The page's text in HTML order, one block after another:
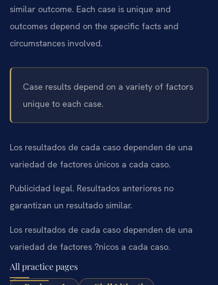
similar outcome. Each case is unique and
outcomes depend on the specific facts and
circumstances involved.
Case results depend on a variety of factors
unique to each case.
Los resultados de cada caso dependen de una
variedad de factores únicos a cada caso.
Publicidad legal. Resultados anteriores no
garantizan un resultado similar.
Los resultados de cada caso dependen de una
variedad de factores ?nicos a cada caso.
All practice pages